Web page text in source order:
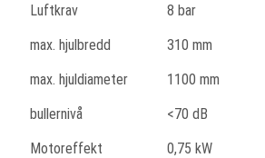
Luftkrav
8 bar
max. hjulbredd
310 mm
max. hjuldiameter
1100 mm
bullernivå
<70 dB
Motoreffekt
0,75 kW